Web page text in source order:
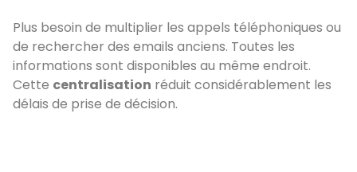
Plus besoin de multiplier les appels téléphoniques ou
de rechercher des emails anciens. Toutes les
informations sont disponibles au même endroit.
Cette centralisation réduit considérablement les
délais de prise de décision.